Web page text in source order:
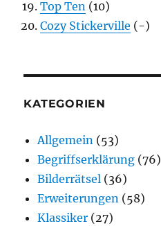
Top Ten (10)
Cozy Stickerville (-)
KATEGORIEN
Allgemein (53)
Begriffserklärung (76)
Bilderrätsel (36)
Erweiterungen (58)
Klassiker (27)